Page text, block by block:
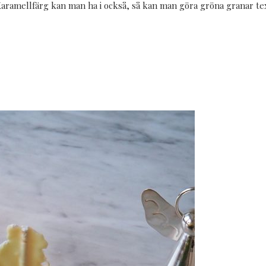
kan man ha i också, så kan man göra gröna granar